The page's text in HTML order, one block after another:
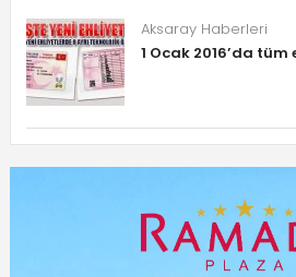
Aksaray Haberleri
1 Ocak 2016’da